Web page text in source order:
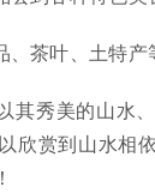
茶叶、土特产
其秀美的山水
欣赏到山水相